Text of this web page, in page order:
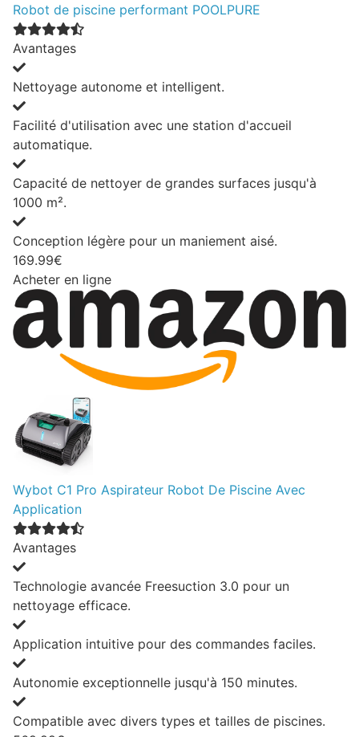
Robot de piscine performant POOLPURE
Avantages
Nettoyage autonome et intelligent.
Facilité d'utilisation avec une station d'accueil
automatique.
Capacité de nettoyer de grandes surfaces jusqu'à
1000 m².
Conception légère pour un maniement aisé.
169.99€
Acheter en ligne
Wybot C1 Pro Aspirateur Robot De Piscine Avec
Application
Avantages
Technologie avancée Freesuction 3.0 pour un
nettoyage efficace.
Application intuitive pour des commandes faciles.
Autonomie exceptionnelle jusqu'à 150 minutes.
Compatible avec divers types et tailles de piscines.